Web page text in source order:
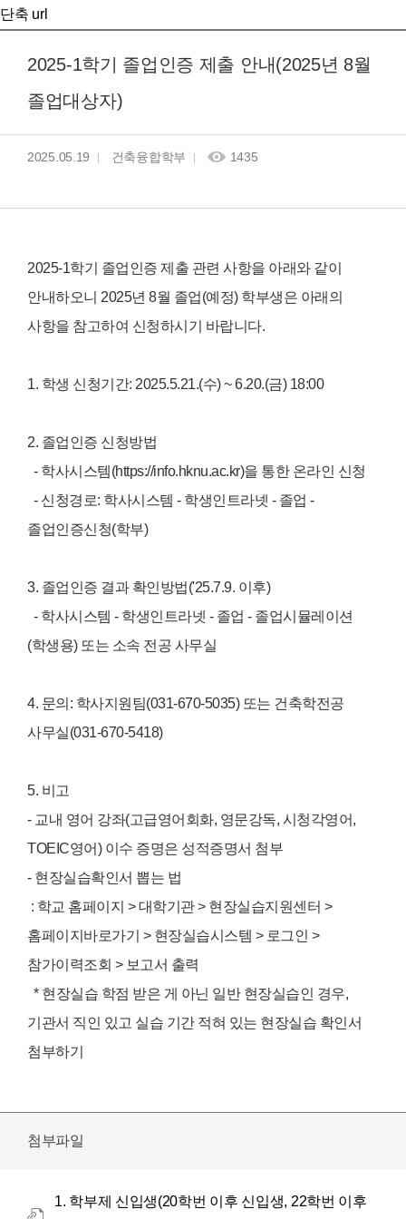
단축 url
2025-1학기 졸업인증 제출 안내(2025년 8월
졸업대상자)
2025.05.19 건축융합학부 1435
2025-1학기 졸업인증 제출 관련 사항을 아래와 같이
안내하오니 2025년 8월 졸업(예정) 학부생은 아래의
사항을 참고하여 신청하시기 바랍니다.
1. 학생 신청기간: 2025.5.21.(수) ~ 6.20.(금) 18:00
2. 졸업인증 신청방법
- 학사시스템(https://info.hknu.ac.kr)을 통한 온라인 신청
- 신청경로: 학사시스템 - 학생인트라넷 - 졸업 -
졸업인증신청(학부)
3. 졸업인증 결과 확인방법('25.7.9. 이후)
- 학사시스템 - 학생인트라넷 - 졸업 - 졸업시뮬레이션
(학생용) 또는 소속 전공 사무실
4. 문의: 학사지원팀(031-670-5035) 또는 건축학전공
사무실(031-670-5418)
5. 비고
- 교내 영어 강좌(고급영어회화, 영문강독, 시청각영어,
TOEIC영어) 이수 증명은 성적증명서 첨부
- 현장실습확인서 뽑는 법
: 학교 홈페이지 > 대학기관 > 현장실습지원센터 >
홈페이지바로가기 > 현장실습시스템 > 로그인 >
참가이력조회 > 보고서 출력
* 현장실습 학점 받은 게 아닌 일반 현장실습인 경우,
기관서 직인 있고 실습 기간 적혀 있는 현장실습 확인서
첨부하기
첨부파일
1. 학부제 신입생(20학번 이후 신입생, 22학번 이후